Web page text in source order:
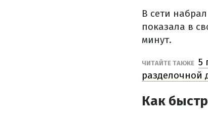
В сети
показала в
минут.
ЧИТАЙТЕ ТАКЖЕ 5
разделочной
Как